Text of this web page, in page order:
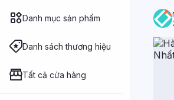
Danh mục sản phẩm
Danh sách thương hiệu
Tất cả cửa hàng
Phiếu giảm
phẩm